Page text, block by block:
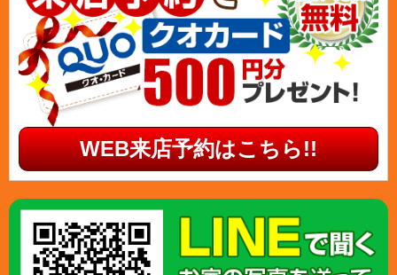
WEB来店予約はこちら!!